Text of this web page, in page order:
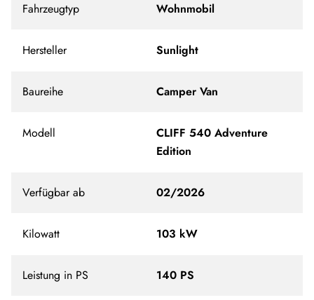
Fahrzeugtyp Wohnmobil
Hersteller Sunlight
Baureihe Camper Van
Modell
CLIFF 540 Adventure
Edition
Verfügbar ab 02/2026
Kilowatt 103 kW
Leistung in PS 140 PS